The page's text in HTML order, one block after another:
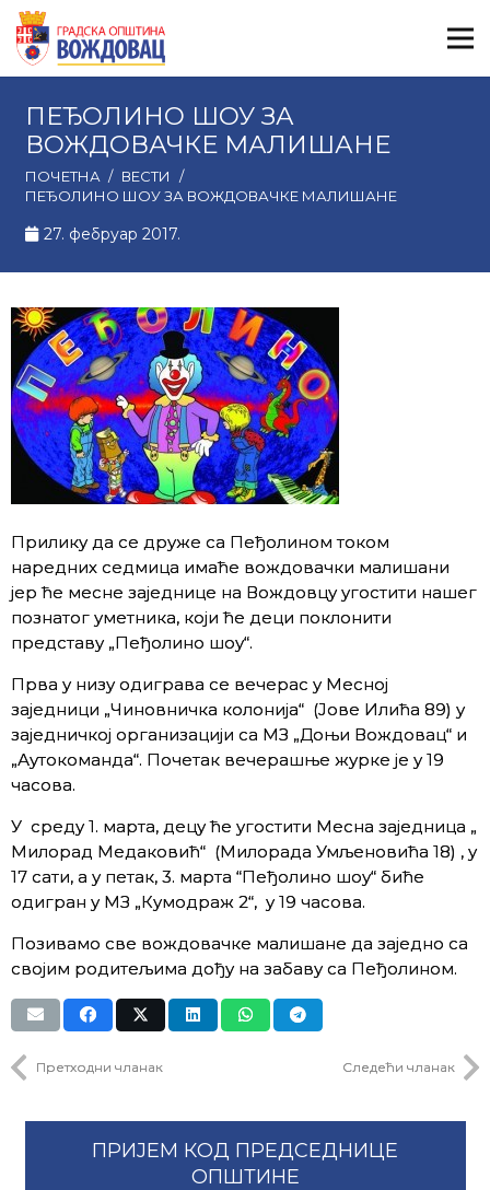
ПЕЂОЛИНО ШОУ ЗА
ВОЖДОВАЧКЕ МАЛИШАНЕ
ПОЧЕТНА / ВЕСТИ
/
ПЕЂОЛИНО ШОУ ЗА ВОЖДОВАЧКЕ МАЛИШАНЕ
27. фебруар 2017.
Прилику да се друже са Пеђолином током
наредних седмица имаће вождовачки малишани
јер ће месне заједнице на Вождовцу угостити нашег
познатог уметника, који ће деци поклонити
представу „Пеђолино шоу“.
Прва у низу одиграва се вечерас у Месној
заједници „Чиновничка колонија“ (Јове Илића 89) у
заједничкој организацији са МЗ „Доњи Вождовац“ и
„Аутокоманда“. Почетак вечерашње журке је у 19
часова.
У среду 1. марта, децу ће угостити Месна заједница „
Милорад Медаковић“ (Милорада Умљеновића 18) , у
17 сати, а у петак, 3. марта “Пеђолино шоу“ биће
одигран у МЗ „Кумодраж 2“, у 19 часова.
Позивамо све вождовачке малишане да заједно са
својим родитељима дођу на забаву са Пеђолином.
Претходни чланак Следећи чланак
ПРИЈЕМ КОД ПРЕДСЕДНИЦЕ
ОПШТИНЕ